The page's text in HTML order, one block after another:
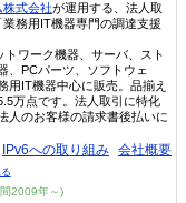
式会社が運用する、法人取
業務用IT機器専門の調達支援
トワーク機器、サーバ、スト
、PCパーツ、ソフトウェ
用IT機器中心に販売。品揃え
万点です。法人取引に特化
人のお客様の請求書後払いに
IPv6への取り組み 会社概要
2009年～)